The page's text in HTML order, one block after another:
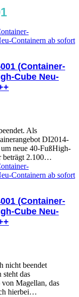
(Container-
Cube Neu-
Als
DI2014-
neue 40-FußHigh-
beträgt 2.100…
(Container-
Cube Neu-
nicht beendet
steht das
Magellan, das
hierbei…